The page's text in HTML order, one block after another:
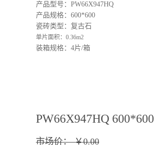
产品型号：PW66X947HQ
产品规格：600*600
瓷砖类型：复古石
单片面积：0.36m2
装箱规格：4片/箱
PW66X947HQ 600*600
市场价： ￥0.00